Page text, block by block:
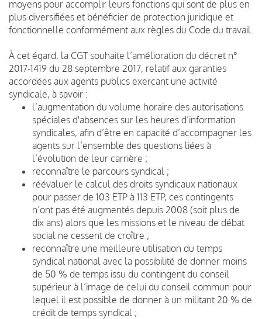
moyens pour accomplir leurs fonctions qui sont de plus en
plus diversifiées et bénéficier de protection juridique et
fonctionnelle conformément aux règles du Code du travail.
À cet égard, la CGT souhaite l’amélioration du décret n°
2017-1419 du 28 septembre 2017, relatif aux garanties
accordées aux agents publics exerçant une activité
syndicale, à savoir :
l’augmentation du volume horaire des autorisations
spéciales d'absences sur les heures d’information
syndicales, afin d’être en capacité d’accompagner les
agents sur l’ensemble des questions liées à
l’évolution de leur carrière ;
reconnaître le parcours syndical ;
réévaluer le calcul des droits syndicaux nationaux
pour passer de 103 ETP à 113 ETP, ces contingents
n’ont pas été augmentés depuis 2008 (soit plus de
dix ans) alors que les missions et le niveau de débat
social ne cessent de croître ;
reconnaître une meilleure utilisation du temps
syndical national avec la possibilité de donner moins
de 50 % de temps issu du contingent du conseil
supérieur à l’image de celui du conseil commun pour
lequel il est possible de donner à un militant 20 % de
crédit de temps syndical ;